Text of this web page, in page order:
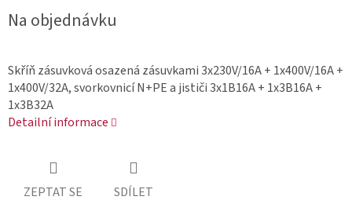
cena:
Na objednávku
Skříň zásuvková osazená zásuvkami 3x230V/16A + 1x400V/16A +
1x400V/32A, svorkovnicí N+PE a jističi 3x1B16A + 1x3B16A +
1x3B32A
Detailní informace
ZEPTAT SE SDÍLET